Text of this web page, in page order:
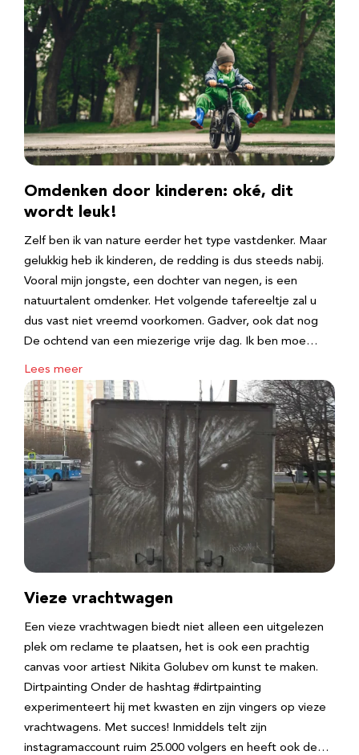
Omdenken door kinderen: oké, dit
wordt leuk!
Zelf ben ik van nature eerder het type vastdenker. Maar
gelukkig heb ik kinderen, de redding is dus steeds nabij.
Vooral mijn jongste, een dochter van negen, is een
natuurtalent omdenker. Het volgende tafereeltje zal u
dus vast niet vreemd voorkomen. Gadver, ook dat nog
De ochtend van een miezerige vrije dag. Ik ben moe…
Lees meer
Vieze vrachtwagen
Een vieze vrachtwagen biedt niet alleen een uitgelezen
plek om reclame te plaatsen, het is ook een prachtig
canvas voor artiest Nikita Golubev om kunst te maken.
Dirtpainting Onder de hashtag #dirtpainting
experimenteert hij met kwasten en zijn vingers op vieze
vrachtwagens. Met succes! Inmiddels telt zijn
instagramaccount ruim 25.000 volgers en heeft ook de…